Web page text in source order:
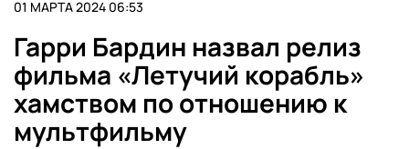
01 МАРТА 2024 06:53
Гарри Бардин назвал релиз
фильма «Летучий корабль»
хамством по отношению к
мультфильму